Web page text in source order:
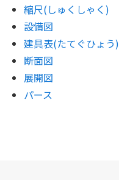
縮尺(しゅくしゃく)
設備図
建具表(たてぐひょう)
断面図
展開図
パース